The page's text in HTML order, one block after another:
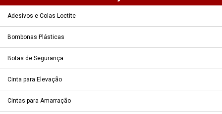
Adesivos e Colas Loctite
Bombonas Plásticas
Botas de Segurança
Cinta para Elevação
Cintas para Amarração